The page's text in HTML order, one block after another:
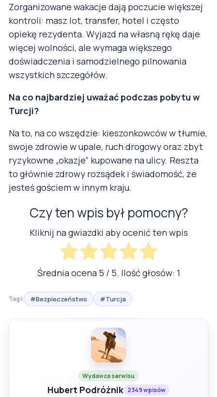
Zorganizowane wakacje dają poczucie większej
kontroli: masz lot, transfer, hotel i często
opiekę rezydenta. Wyjazd na własną rękę daje
więcej wolności, ale wymaga większego
doświadczenia i samodzielnego pilnowania
wszystkich szczegółów.
Na co najbardziej uważać podczas pobytu w
Turcji?
Na to, na co wszędzie: kieszonkowców w tłumie,
swoje zdrowie w upale, ruch drogowy oraz zbyt
ryzykowne „okazje” kupowane na ulicy. Reszta
to głównie zdrowy rozsądek i świadomość, że
jesteś gościem w innym kraju.
Czy ten wpis był pomocny?
Kliknij na gwiazdki aby ocenić ten wpis
Średnia ocena 5 / 5. Ilość głosów: 1
Tagi: #Bezpieczeństwo #Turcja
Wydawca serwisu
Hubert Podróżnik 2349 wpisów